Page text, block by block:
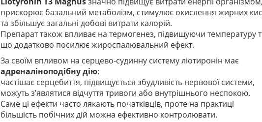
прискорює базальний метаболізм, стимулює окислення жирних
та збільшує загальні добові витрати калорій.
Препарат також впливає на термогенез, підвищуючи температуру
що додатково посилює жироспалювальний ефект.
За своїм впливом на серцево-судинну систему ліотиронін має
адреналіноподібну дію:
частішає серцебиття, підвищується збудливість нервової системи,
можуть з’являтися відчуття тривоги або внутрішнього неспокою.
Саме ці ефекти часто лякають початківців, проте на практиці
більшість побічних дій можна ефективно контролювати.